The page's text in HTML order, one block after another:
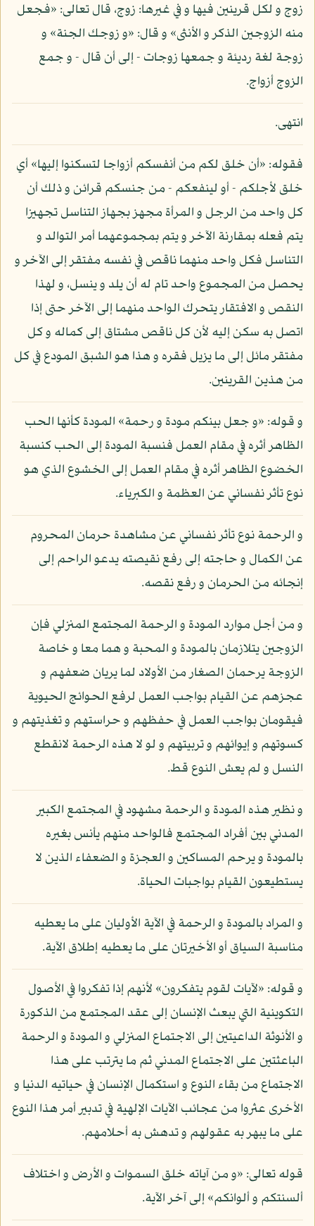
زوج و لكل قرينين فيها و في غيرها: زوج، قال تعالى: «فجعل
منه الزوجين الذكر و الأنثى» و قال: «و زوجك الجنة» و
زوجة لغة رديئة و جمعها زوجات - إلى أن قال - و جمع
الزوج أزواج.
انتهى.
فقوله: «أن خلق لكم من أنفسكم أزواجا لتسكنوا إليها» أي
خلق لأجلكم - أو لينفعكم - من جنسكم قرائن و ذلك أن
كل واحد من الرجل و المرأة مجهز بجهاز التناسل تجهيزا
يتم فعله بمقارنة الآخر و يتم بمجموعهما أمر التوالد و
التناسل فكل واحد منهما ناقص في نفسه مفتقر إلى الآخر و
يحصل من المجموع واحد تام له أن يلد و ينسل، و لهذا
النقص و الافتقار يتحرك الواحد منهما إلى الآخر حتى إذا
اتصل به سكن إليه لأن كل ناقص مشتاق إلى كماله و كل
مفتقر مائل إلى ما يزيل فقره و هذا هو الشبق المودع في كل
من هذين القرينين.
و قوله: «و جعل بينكم مودة و رحمة» المودة كأنها الحب
الظاهر أثره في مقام العمل فنسبة المودة إلى الحب كنسبة
الخضوع الظاهر أثره في مقام العمل إلى الخشوع الذي هو
نوع تأثر نفساني عن العظمة و الكبرياء.
و الرحمة نوع تأثر نفساني عن مشاهدة حرمان المحروم
عن الكمال و حاجته إلى رفع نقيصته يدعو الراحم إلى
إنجائه من الحرمان و رفع نقصه.
و من أجل موارد المودة و الرحمة المجتمع المنزلي فإن
الزوجين يتلازمان بالمودة و المحبة و هما معا و خاصة
الزوجة يرحمان الصغار من الأولاد لما يريان ضعفهم و
عجزهم عن القيام بواجب العمل لرفع الحوائج الحيوية
فيقومان بواجب العمل في حفظهم و حراستهم و تغذيتهم و
كسوتهم و إيوائهم و تربيتهم و لو لا هذه الرحمة لانقطع
النسل و لم يعش النوع قط.
و نظير هذه المودة و الرحمة مشهود في المجتمع الكبير
المدني بين أفراد المجتمع فالواحد منهم يأنس بغيره
بالمودة و يرحم المساكين و العجزة و الضعفاء الذين لا
يستطيعون القيام بواجبات الحياة.
و المراد بالمودة و الرحمة في الآية الأوليان على ما يعطيه
مناسبة السياق أو الأخيرتان على ما يعطيه إطلاق الآية.
و قوله: «لآيات لقوم يتفكرون» لأنهم إذا تفكروا في الأصول
التكوينية التي يبعث الإنسان إلى عقد المجتمع من الذكورة
و الأنوثة الداعيتين إلى الاجتماع المنزلي و المودة و الرحمة
الباعثتين على الاجتماع المدني ثم ما يترتب على هذا
الاجتماع من بقاء النوع و استكمال الإنسان في حياتيه الدنيا و
الأخرى عثروا من عجائب الآيات الإلهية في تدبير أمر هذا النوع
على ما يبهر به عقولهم و تدهش به أحلامهم.
قوله تعالى: «و من آياته خلق السموات و الأرض و اختلاف
ألسنتكم و ألوانكم» إلى آخر الآية.